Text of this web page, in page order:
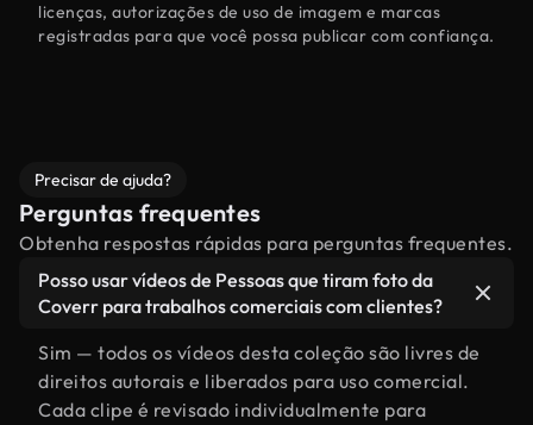
licenças, autorizações de uso de imagem e marcas
registradas para que você possa publicar com confiança.
Precisar de ajuda?
Perguntas frequentes
Obtenha respostas rápidas para perguntas frequentes.
Posso usar vídeos de Pessoas que tiram foto da
Coverr para trabalhos comerciais com clientes?
Sim — todos os vídeos desta coleção são livres de
direitos autorais e liberados para uso comercial.
Cada clipe é revisado individualmente para